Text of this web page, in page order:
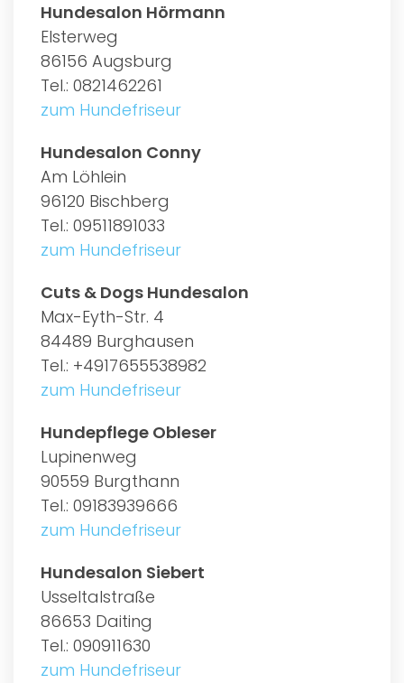
Hundesalon Hörmann
Elsterweg
86156 Augsburg
Tel.: 0821462261
zum Hundefriseur
Hundesalon Conny
Am Löhlein
96120 Bischberg
Tel.: 09511891033
zum Hundefriseur
Cuts & Dogs Hundesalon
Max-Eyth-Str. 4
84489 Burghausen
Tel.: +4917655538982
zum Hundefriseur
Hundepflege Obleser
Lupinenweg
90559 Burgthann
Tel.: 09183939666
zum Hundefriseur
Hundesalon Siebert
Usseltalstraße
86653 Daiting
Tel.: 090911630
zum Hundefriseur